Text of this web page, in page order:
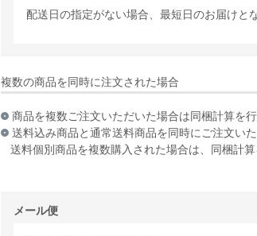
配送日の指定がない場合、最短日のお届けと
複数の商品を同時に注文された場合
商品を複数ご注文いただいた場合は同梱計算を行
送料込み商品と通常送料商品を同時にご注文い
送料個別商品を複数購入された場合は、同梱計
メール便